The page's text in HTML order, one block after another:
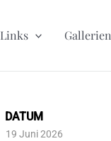
Links Gallerien
DATUM
19 Juni 2026